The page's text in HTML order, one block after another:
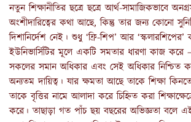
নতুন শিক্ষানীতির ছত্রে ছত্রে আর্থ-সামাজিকভাবে
অংশীদারিত্বের কথা আছে, কিন্তু তার জন্য কোনো
দিশানির্দেশ নেই। শুধু ‘ফ্রি-শিপ’ আর
ইউনিভার্সিটির মূলে একটি সমতার ধারণা কাজ করে
সকলের সমান অধিকার এবং সেই অধিকার নিশ্চিত করা
অন্যতম দায়িত্ব। যার ক্ষমতা আছে তাকে শিক্ষা
তাকে বৃত্তির নামে আলাদা করে চিহ্নিত করা
করে। তাছাড়া গত পাঁচ ছয় বছরের অভিজ্ঞতা বলে